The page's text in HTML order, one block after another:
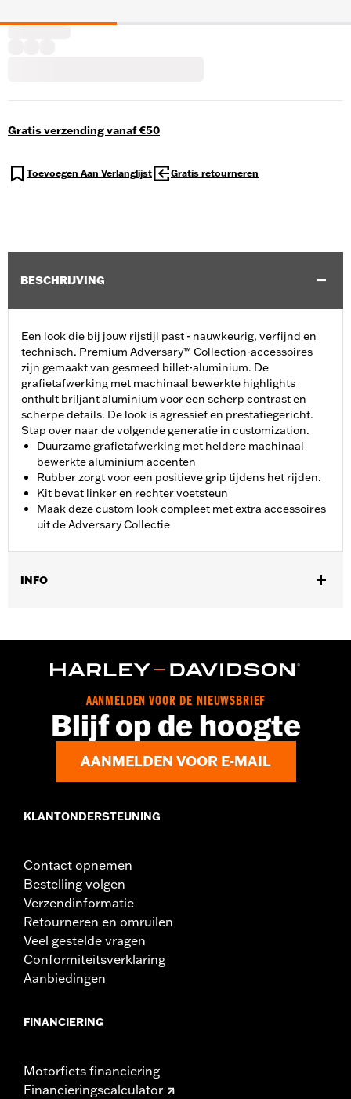
Gratis verzending vanaf €50
Toevoegen Aan Verlanglijst Gratis retourneren
BESCHRIJVING
Een look die bij jouw rijstijl past - nauwkeurig, verfijnd en
technisch. Premium Adversary™ Collection-accessoires
zijn gemaakt van gesmeed billet-aluminium. De
grafietafwerking met machinaal bewerkte highlights
onthult briljant aluminium voor een scherp contrast en
scherpe details. De look is agressief en prestatiegericht.
Stap over naar de volgende generatie in customization.
Duurzame grafietafwerking met heldere machinaal
bewerkte aluminium accenten
Rubber zorgt voor een positieve grip tijdens het rijden.
Kit bevat linker en rechter voetsteun
Maak deze custom look compleet met extra accessoires
uit de Adversary Collectie
INFO
07A en 50964-98. Past niet op '18-later FXDRS en '25-later
FLTRXRRSE modellen. De rotatie van de voetsteun kan variëren
afhankelijk van de valbeugel.
Installatie-instructies
Collectie:Adversary
AANMELDEN VOOR DE NIEUWSBRIEF
Blijf op de hoogte
AANMELDEN VOOR E-MAIL
KLANTONDERSTEUNING
Contact opnemen
Bestelling volgen
Verzendinformatie
Retourneren en omruilen
Veel gestelde vragen
Conformiteitsverklaring
Aanbiedingen
FINANCIERING
Motorfiets financiering
Financieringscalculator